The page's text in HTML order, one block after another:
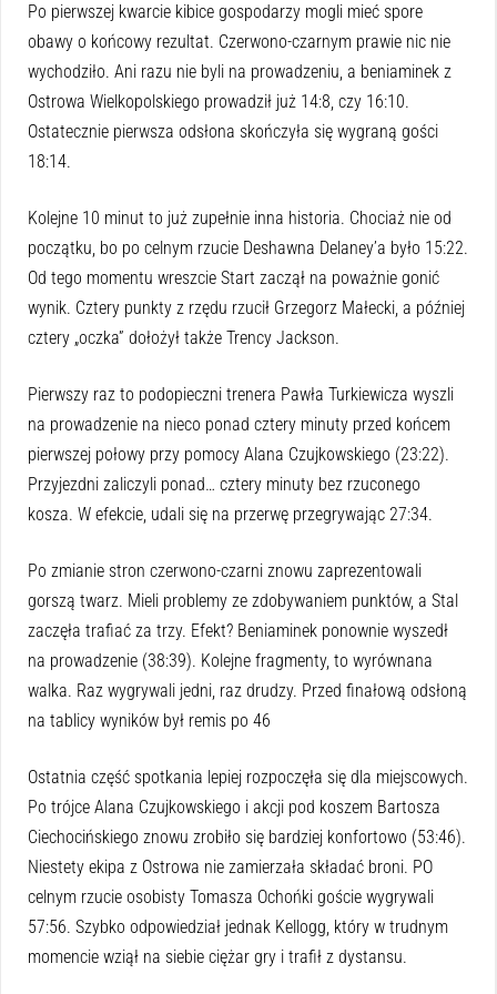
Po pierwszej kwarcie kibice gospodarzy mogli mieć spore
obawy o końcowy rezultat. Czerwono-czarnym prawie nic nie
wychodziło. Ani razu nie byli na prowadzeniu, a beniaminek z
Ostrowa Wielkopolskiego prowadził już 14:8, czy 16:10.
Ostatecznie pierwsza odsłona skończyła się wygraną gości
18:14.
Kolejne 10 minut to już zupełnie inna historia. Chociaż nie od
początku, bo po celnym rzucie Deshawna Delaney’a było 15:22.
Od tego momentu wreszcie Start zaczął na poważnie gonić
wynik. Cztery punkty z rzędu rzucił Grzegorz Małecki, a później
cztery „oczka” dołożył także Trency Jackson.
Pierwszy raz to podopieczni trenera Pawła Turkiewicza wyszli
na prowadzenie na nieco ponad cztery minuty przed końcem
pierwszej połowy przy pomocy Alana Czujkowskiego (23:22).
Przyjezdni zaliczyli ponad… cztery minuty bez rzuconego
kosza. W efekcie, udali się na przerwę przegrywając 27:34.
Po zmianie stron czerwono-czarni znowu zaprezentowali
gorszą twarz. Mieli problemy ze zdobywaniem punktów, a Stal
zaczęła trafiać za trzy. Efekt? Beniaminek ponownie wyszedł
na prowadzenie (38:39). Kolejne fragmenty, to wyrównana
walka. Raz wygrywali jedni, raz drudzy. Przed finałową odsłoną
na tablicy wyników był remis po 46
Ostatnia część spotkania lepiej rozpoczęła się dla miejscowych.
Po trójce Alana Czujkowskiego i akcji pod koszem Bartosza
Ciechocińskiego znowu zrobiło się bardziej konfortowo (53:46).
Niestety ekipa z Ostrowa nie zamierzała składać broni. PO
celnym rzucie osobisty Tomasza Ochońki goście wygrywali
57:56. Szybko odpowiedział jednak Kellogg, który w trudnym
momencie wziął na siebie ciężar gry i trafił z dystansu.